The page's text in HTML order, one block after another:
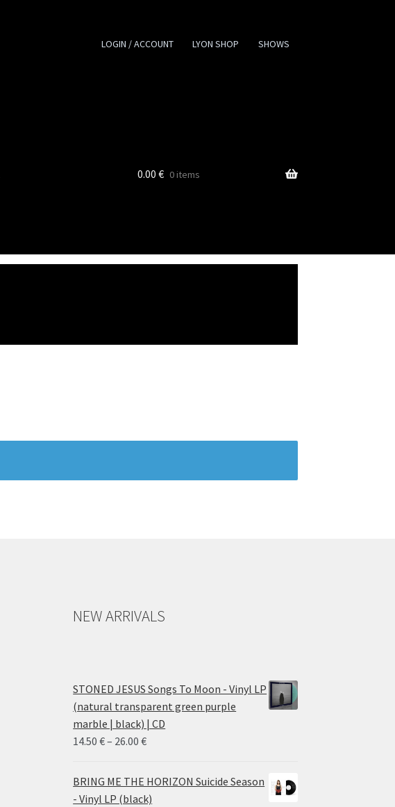
LOGIN / ACCOUNT LYON SHOP SHOWS
0.00 € 0 items
NEW ARRIVALS
STONED JESUS Songs To Moon - Vinyl LP
(natural transparent green purple
marble | black) | CD
14.50€– 26.00€Price
14.50 €
through
BRING ME THE HORIZON Suicide Season
- Vinyl LP (black)